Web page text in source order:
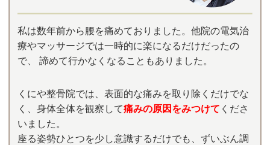
私は数年前から腰を痛めておりました。他院の電気治
療やマッサージでは一時的に楽になるだけだったの
で、 諦めて行かなくなることもありました。
くにや整骨院では、表面的な痛みを取り除くだけでな
く、身体全体を観察して痛みの原因をみつけて くださ
いました。
座る姿勢ひとつを少し意識するだけでも、ずいぶん調